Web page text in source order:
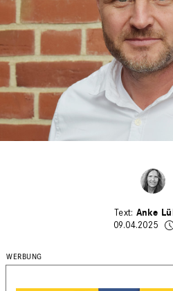
Anke
09.04.2025